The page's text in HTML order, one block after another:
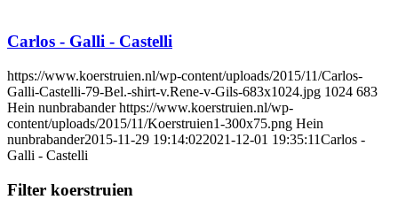
Carlos - Galli - Castelli
https://www.koerstruien.nl/wp-content/uploads/2015/11/Carlos-
Galli-Castelli-79-Bel.-shirt-v.Rene-v-Gils-683x1024.jpg 1024 683
Hein nunbrabander https://www.koerstruien.nl/wp-
content/uploads/2015/11/Koerstruien1-300x75.png Hein
nunbrabander2015-11-29 19:14:022021-12-01 19:35:11Carlos -
Galli - Castelli
Filter koerstruien